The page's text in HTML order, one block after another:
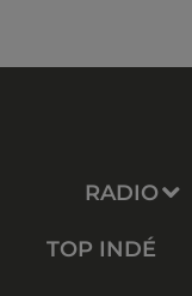
RADIO
TOP INDÉ